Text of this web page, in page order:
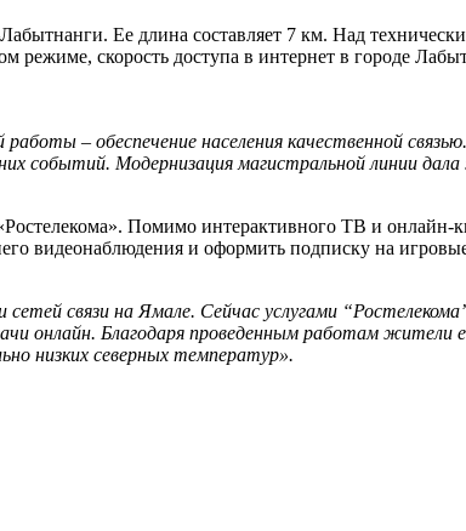
Ее длина составляет 7 км. Над
режиме, скорость доступа в интернет в городе
– обеспечение населения качественной
событий. Модернизация магистральной линии
Помимо интерактивного ТВ и
видеонаблюдения и оформить подписку на
связи на Ямале. Сейчас услугами
онлайн. Благодаря проведенным работам
низких северных температур».